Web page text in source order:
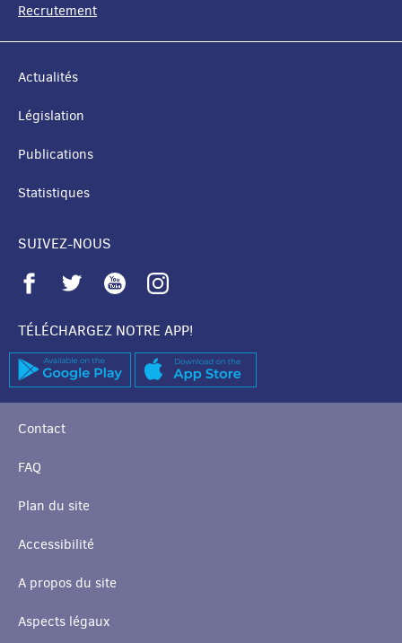
Recrutement
Actualités
Législation
Publications
Statistiques
SUIVEZ-NOUS
TÉLÉCHARGEZ NOTRE APP!
Contact
FAQ
Plan du site
Accessibilité
A propos du site
Aspects légaux